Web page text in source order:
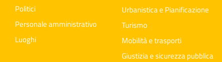
Politici
Personale amministrativo
Luoghi
Urbanistica e Pianificazione
Turismo
Mobilità e trasporti
Giustizia e sicurezza pubblica